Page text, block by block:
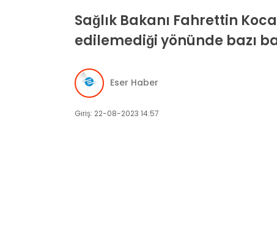
Sağlık Bakanı Fahrettin
edilemediği yönünde bazı
Eser Haber
Giriş: 22-08-2023 14:57